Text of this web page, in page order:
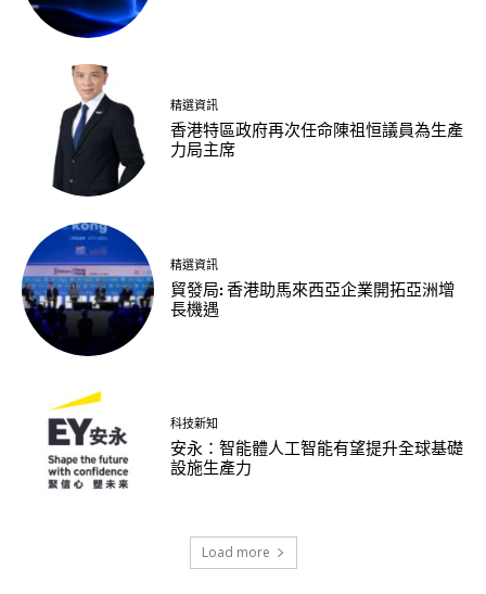
精選資訊
香港特區政府再次任命陳祖恒議員為生產
力局主席
精選資訊
貿發局: 香港助馬來西亞企業開拓亞洲增
長機遇
科技新知
安永：智能體人工智能有望提升全球基礎
設施生產力
Load more